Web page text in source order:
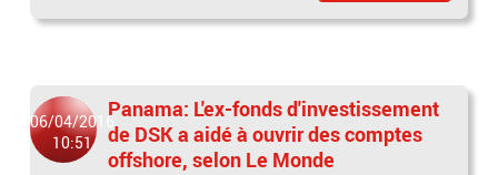
06/04/2016
10:51
Panama: L'ex-fonds d'investissement
de DSK a aidé à ouvrir des comptes
offshore, selon Le Monde